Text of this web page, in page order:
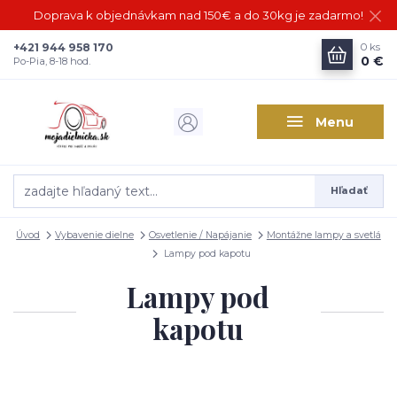
Doprava k objednávkam nad 150€ a do 30kg je zadarmo!
Menu
Hľadať
+421 944 958 170
Po-Pia, 8-18 hod.
0 ks
0 €
Úvod Vybavenie dielne Osvetlenie / Napájanie
Montážne lampy a svetlá
Lampy pod kapotu
Lampy pod
kapotu